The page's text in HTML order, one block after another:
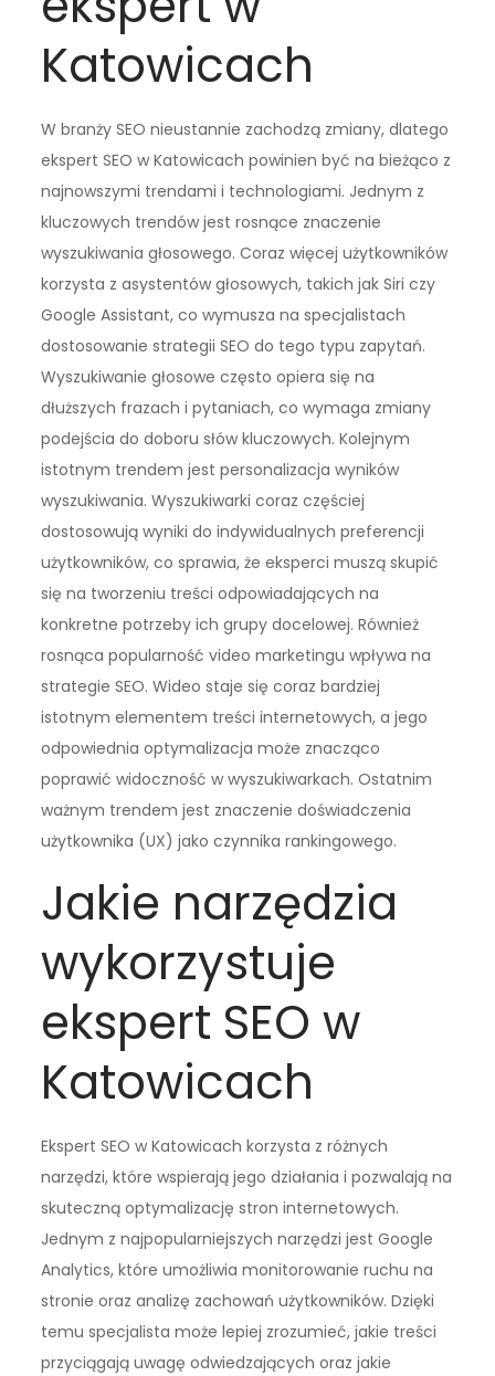
Katowicach
W branży SEO nieustannie zachodzą zmiany, dlatego
ekspert SEO w Katowicach powinien być na bieżąco z
najnowszymi trendami i technologiami. Jednym z
kluczowych trendów jest rosnące znaczenie
wyszukiwania głosowego. Coraz więcej użytkowników
korzysta z asystentów głosowych, takich jak Siri czy
Google Assistant, co wymusza na specjalistach
dostosowanie strategii SEO do tego typu zapytań.
Wyszukiwanie głosowe często opiera się na
dłuższych frazach i pytaniach, co wymaga zmiany
podejścia do doboru słów kluczowych. Kolejnym
istotnym trendem jest personalizacja wyników
wyszukiwania. Wyszukiwarki coraz częściej
dostosowują wyniki do indywidualnych preferencji
użytkowników, co sprawia, że eksperci muszą skupić
się na tworzeniu treści odpowiadających na
konkretne potrzeby ich grupy docelowej. Również
rosnąca popularność video marketingu wpływa na
strategie SEO. Wideo staje się coraz bardziej
istotnym elementem treści internetowych, a jego
odpowiednia optymalizacja może znacząco
poprawić widoczność w wyszukiwarkach. Ostatnim
ważnym trendem jest znaczenie doświadczenia
użytkownika (UX) jako czynnika rankingowego.
Jakie narzędzia
wykorzystuje
ekspert SEO w
Katowicach
Ekspert SEO w Katowicach korzysta z różnych
narzędzi, które wspierają jego działania i pozwalają na
skuteczną optymalizację stron internetowych.
Jednym z najpopularniejszych narzędzi jest Google
Analytics, które umożliwia monitorowanie ruchu na
stronie oraz analizę zachowań użytkowników. Dzięki
temu specjalista może lepiej zrozumieć, jakie treści
przyciągają uwagę odwiedzających oraz jakie